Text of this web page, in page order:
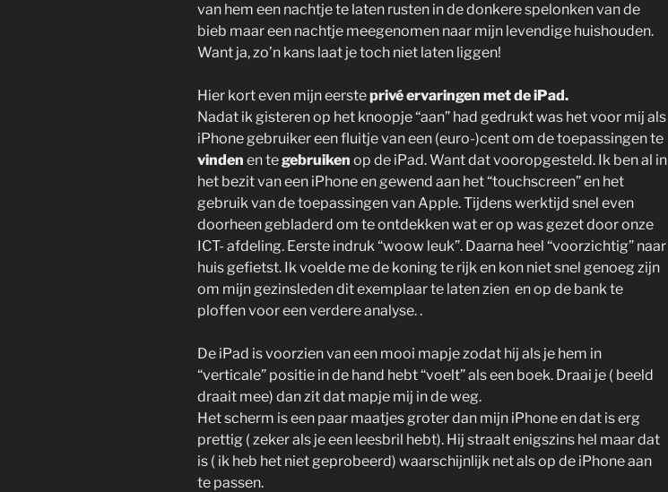
van hem een nachtje te laten rusten in de donkere spelonken van de
bieb maar een nachtje meegenomen naar mijn levendige huishouden.
Want ja, zo’n kans laat je toch niet laten liggen!
Hier kort even mijn eersteprivéervaringen met de iPad.
Nadat ik gisteren op het knoopje “aan” had gedrukt was het voor mij als
iPhone gebruiker een fluitje van een (euro-)cent om de toepassingen te
vinden en tegebruiken op de iPad. Want dat vooropgesteld. Ik ben al in
het bezit van een iPhone en gewend aan het “touchscreen” en het
gebruik van de toepassingen van Apple. Tijdens werktijd snel even
doorheen gebladerd om te ontdekken wat er op was gezet door onze
ICT- afdeling. Eerste indruk “woow leuk”. Daarna heel “voorzichtig” naar
huis gefietst. Ik voelde me de koning te rijk en kon niet snel genoeg zijn
om mijn gezinsleden dit exemplaar te laten zien en op de bank te
ploffen voor een verdere analyse. .
De iPad is voorzien van een mooi mapje zodat hij als je hem in
“verticale” positie in de hand hebt “voelt” als een boek. Draai je ( beeld
draait mee) dan zit dat mapje mij in de weg.
Het scherm is een paar maatjes groter dan mijn iPhone en dat is erg
prettig ( zeker als je een leesbril hebt). Hij straalt enigszins hel maar dat
is ( ik heb het niet geprobeerd) waarschijnlijk net als op de iPhone aan
te passen.